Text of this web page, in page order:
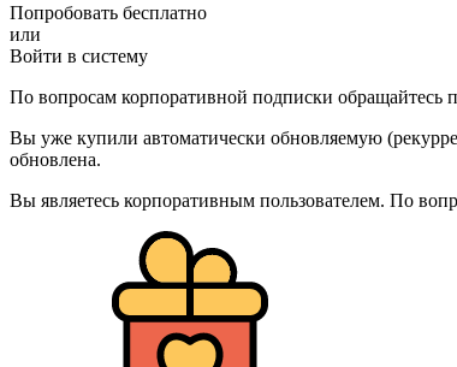
Попробовать бесплатно
или
Войти в систему
По вопросам корпоративной подписки обращайтесь
Вы уже купили автоматически обновляемую
обновлена.
Вы являетесь корпоративным пользователем. По